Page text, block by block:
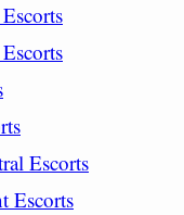
Escorts
Escorts